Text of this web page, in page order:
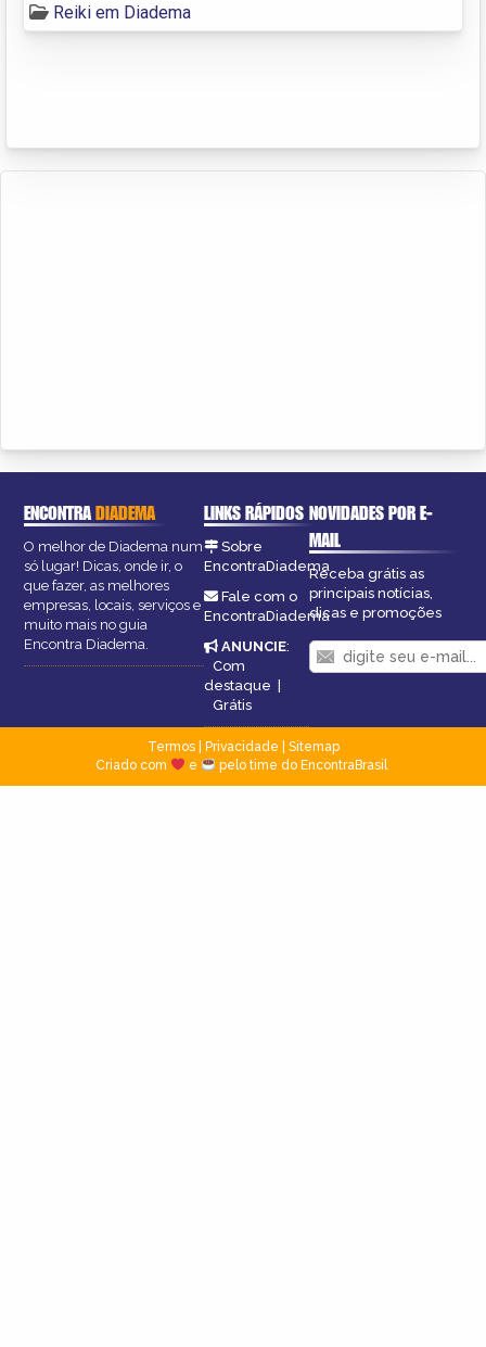
Reiki em Diadema
ENCONTRADIADEMA
O melhor de Diadema num
só lugar! Dicas, onde ir, o
que fazer, as melhores
empresas, locais, serviços e
muito mais no guia
Encontra Diadema.
LINKS RÁPIDOS
Sobre
EncontraDiadema
Fale com o
EncontraDiadema
ANUNCIE:
Com
destaque |
Grátis
NOVIDADES POR E-
MAIL
Receba grátis as
principais notícias,
dicas e promoções
Termos| Privacidade
Sitemap
Criado com
e pelo time do EncontraBrasil